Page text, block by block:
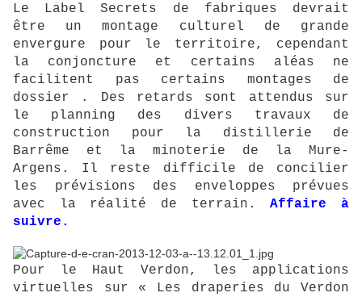
Le Label Secrets de fabriques devrait
être un montage culturel de grande
envergure pour le territoire, cependant
la conjoncture et certains aléas ne
facilitent pas certains montages de
dossier . Des retards sont attendus sur
le planning des divers travaux de
construction pour la distillerie de
Barrême et la minoterie de la Mure-
Argens. Il reste difficile de concilier
les prévisions des enveloppes prévues
avec la réalité de terrain.Affaire à
suivre.
Pour le Haut Verdon, les applications
virtuelles sur « Les draperies du Verdon